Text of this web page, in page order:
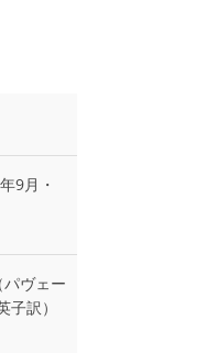
9月・
ヴェー
訳）